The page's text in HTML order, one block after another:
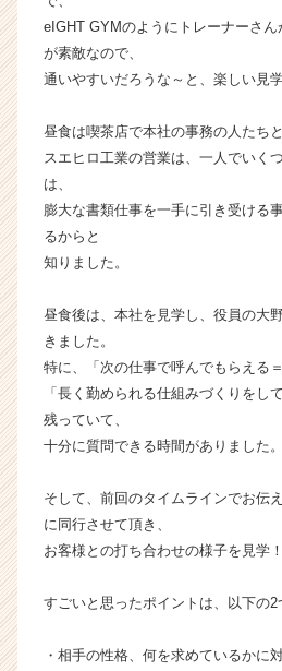
C
r）
eIGHT GYMのようにトレーナーさ
が素敵なので、
通いやすいだろうな～と、楽しい見
昼食は喫茶店で本社の事務の人たち
スエヒロ工業の営業は、一人でいく
は、
膨大な書類仕事を一手に引き受ける
るからと
知りました。
昼食後は、本社を見学し、役員の大
きました。
特に、「次の仕事で呼んでもらえる
「長く勤められる仕組みづくりをし
残っていて、
十分に質問できる時間がありました。
そして、前回のタイムラインでお伝
に同行させて頂き、
お客様との打ち合わせの様子を見学！
すごいと思ったポイントは、以下の2
・相手の性格、何を求めているかに